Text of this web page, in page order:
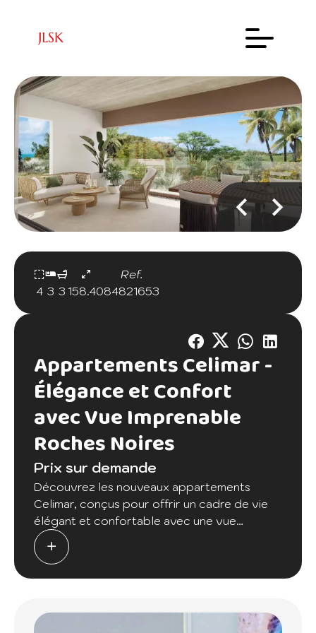
4 3 3 158.40
Ref.
84821653
Appartements Celimar -
Élégance et Confort
avec Vue Imprenable
Roches Noires
Prix sur demande
Découvrez les nouveaux appartements
Celimar, conçus pour offrir un cadre de vie
élégant et confortable avec une vue
imprenable sur l'océan. Avec une superficie
de 158,4 m², ces appartements se situent sur
Chaque appartement se compose de trois